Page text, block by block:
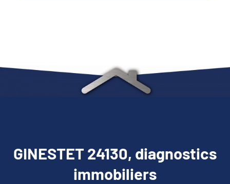
GINESTET 24130, diagnostics
immobiliers